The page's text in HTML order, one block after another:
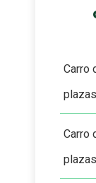
Carro
plazas
Carro
plazas